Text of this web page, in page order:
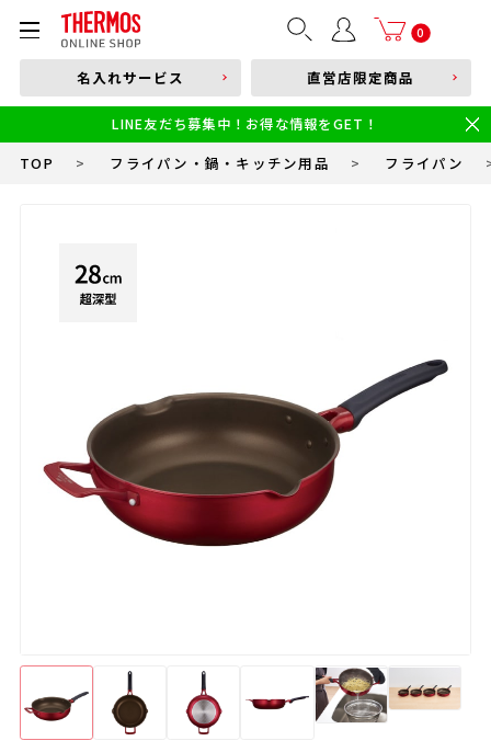
0
部品購入はこちら
本体品番やキーワードを入力
食洗機対応 新製品
幼児・園児向け水筒
小学生 低・中学年向け水筒
小学生 中・高学年向け水筒
名入れサービス 直営店限定商品
LINE友だち募集中！お得な情報をGET！
TOP > フライパン・鍋・キッチン用品 > フライパン